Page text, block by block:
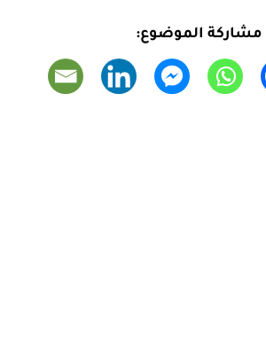
مشاركة الموضوع: